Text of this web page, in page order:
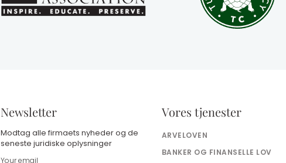
Newsletter
Modtag alle firmaets nyheder og de
seneste juridiske oplysninger
Vores tjenester
ARVELOVEN
BANKER OG FINANSELLE LOV